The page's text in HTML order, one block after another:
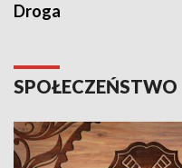
Droga
SPOŁECZEŃSTWO